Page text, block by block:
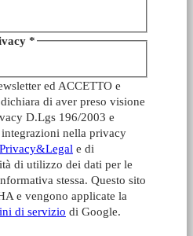
*
ed ACCETTO e
di aver preso visione
D.Lgs 196/2003 e
nella privacy
Privacy&Legal e di
di utilizzo dei dati per le
stessa. Questo sito
e vengono applicate la
di servizio di Google.